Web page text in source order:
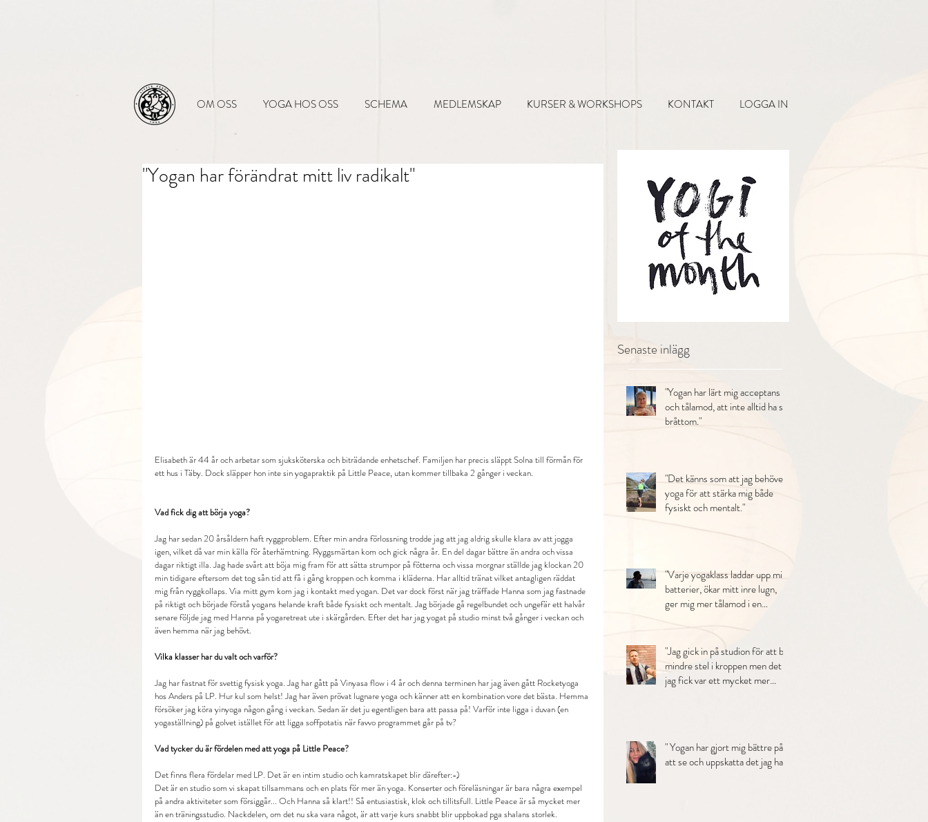
OM OSS YOGA HOS OSS SCHEMA MEDLEMSKAP KURSER & WORKSHOPS KONTAKT LOGGA IN
"Yogan har förändrat mitt liv radikalt"
Elisabeth är 44 år och arbetar som sjuksköterska och biträdande enhetschef. Familjen har precis släppt Solna till förmån för
ett hus i Täby. Dock släpper hon inte sin yogapraktik på Little Peace, utan kommer tillbaka 2 gånger i veckan.
Vad fick dig att börja yoga?
Jag har sedan 20 årsåldern haft ryggproblem. Efter min andra förlossning trodde jag att jag aldrig skulle klara av att jogga
igen, vilket då var min källa för återhämtning. Ryggsmärtan kom och gick några år. En del dagar bättre än andra och vissa
dagar riktigt illa. Jag hade svårt att böja mig fram för att sätta strumpor på fötterna och vissa morgnar ställde jag klockan 20
min tidigare eftersom det tog sån tid att få i gång kroppen och komma i kläderna. Har alltid tränat vilket antagligen räddat
mig från ryggkollaps. Via mitt gym kom jag i kontakt med yogan. Det var dock först när jag träffade Hanna som jag fastnade
på riktigt och började förstå yogans helande kraft både fysiskt och mentalt. Jag började gå regelbundet och ungefär ett halvår
senare följde jag med Hanna på yogaretreat ute i skärgården. Efter det har jag yogat på studio minst två gånger i veckan och
även hemma när jag behövt.
Vilka klasser har du valt och varför?
Jag har fastnat för svettig fysisk yoga. Jag har gått på Vinyasa flow i 4 år och denna terminen har jag även gått Rocketyoga
hos Anders på LP. Hur kul som helst! Jag har även prövat lugnare yoga och känner att en kombination vore det bästa. Hemma
försöker jag köra yinyoga någon gång i veckan. Sedan är det ju egentligen bara att passa på! Varför inte ligga i duvan (en
yogaställning) på golvet istället för att ligga soffpotatis när favvo programmet går på tv?
Vad tycker du är fördelen med att yoga på Little Peace?
Det finns flera fördelar med LP. Det är en intim studio och kamratskapet blir därefter:-)
Det är en studio som vi skapat tillsammans och en plats för mer än yoga. Konserter och föreläsningar är bara några exempel
på andra aktiviteter som försiggår... Och Hanna så klart!! Så entusiastisk, klok och tillitsfull. Little Peace är så mycket mer
än en träningsstudio. Nackdelen, om det nu ska vara något, är att varje kurs snabbt blir uppbokad pga shalans storlek.
Senaste inlägg
"Yogan har lärt mig acceptans
och tålamod, att inte alltid ha så
bråttom."
"Det känns som att jag behöver
yoga för att stärka mig både
fysiskt och mentalt."
"Varje yogaklass laddar upp mina
batterier, ökar mitt inre lugn,
ger mig mer tålamod i en
och ett klarare sinne."
"Jag gick in på studion för att bli
mindre stel i kroppen men det
jag fick var ett mycket mer
" Yogan har gjort mig bättre på
att se och uppskatta det jag har."